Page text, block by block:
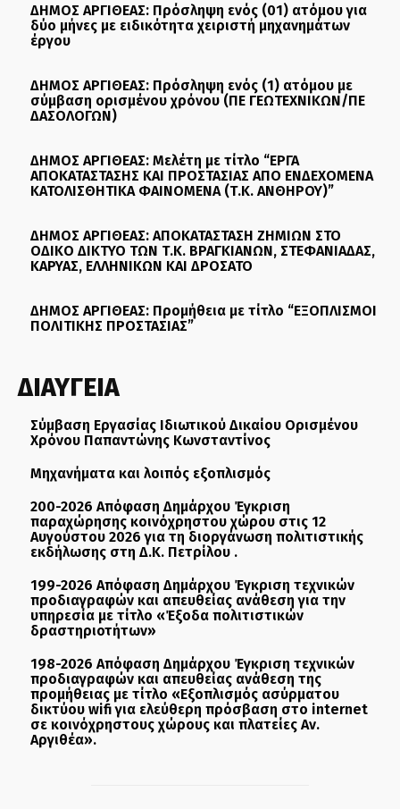
ΔΗΜΟΣ ΑΡΓΙΘΕΑΣ: Πρόσληψη ενός (01) ατόμου για
δύο μήνες με ειδικότητα χειριστή μηχανημάτων
έργου
ΔΗΜΟΣ ΑΡΓΙΘΕΑΣ: Πρόσληψη ενός (1) ατόμου με
σύμβαση ορισμένου χρόνου (ΠΕ ΓΕΩΤΕΧΝΙΚΩΝ/ΠΕ
ΔΑΣΟΛΟΓΩΝ)
ΔΗΜΟΣ ΑΡΓΙΘΕΑΣ: Μελέτη με τίτλο “ΕΡΓΑ
ΑΠΟΚΑΤΑΣΤΑΣΗΣ ΚΑΙ ΠΡΟΣΤΑΣΙΑΣ ΑΠΟ ΕΝΔΕΧΟΜΕΝΑ
ΚΑΤΟΛΙΣΘΗΤΙΚΑ ΦΑΙΝΟΜΕΝΑ (Τ.Κ. ΑΝΘΗΡΟΥ)”
ΔΗΜΟΣ ΑΡΓΙΘΕΑΣ: ΑΠΟΚΑΤΑΣΤΑΣΗ ΖΗΜΙΩΝ ΣΤΟ
ΟΔΙΚΟ ΔΙΚΤΥΟ ΤΩΝ Τ.Κ. ΒΡΑΓΚΙΑΝΩΝ, ΣΤΕΦΑΝΙΑΔΑΣ,
ΚΑΡΥΑΣ, ΕΛΛΗΝΙΚΩΝ ΚΑΙ ΔΡΟΣΑΤΟ
ΔΗΜΟΣ ΑΡΓΙΘΕΑΣ: Προμήθεια με τίτλο “ΕΞΟΠΛΙΣΜΟΙ
ΠΟΛΙΤΙΚΗΣ ΠΡΟΣΤΑΣΙΑΣ”
ΔΙΑΥΓΕΙΑ
Σύμβαση Εργασίας Ιδιωτικού Δικαίου Ορισμένου
Χρόνου Παπαντώνης Κωνσταντίνος
Μηχανήματα και λοιπός εξοπλισμός
200-2026 Απόφαση Δημάρχου Έγκριση
παραχώρησης κοινόχρηστου χώρου στις 12
Αυγούστου 2026 για τη διοργάνωση πολιτιστικής
εκδήλωσης στη Δ.Κ. Πετρίλου .
199-2026 Απόφαση Δημάρχου Έγκριση τεχνικών
προδιαγραφών και απευθείας ανάθεση για την
υπηρεσία με τίτλο «Έξοδα πολιτιστικών
δραστηριοτήτων»
198-2026 Απόφαση Δημάρχου Έγκριση τεχνικών
προδιαγραφών και απευθείας ανάθεση της
προμήθειας με τίτλο «Εξοπλισμός ασύρματου
δικτύου wifi για ελεύθερη πρόσβαση στο internet
σε κοινόχρηστους χώρους και πλατείες Αν.
Αργιθέα».